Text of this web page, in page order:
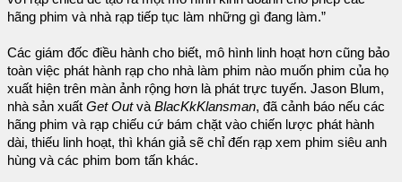
hãng phim và nhà rạp tiếp tục làm những gì đang làm.”
Các giám đốc điều hành cho biết, mô hình linh hoạt hơn cũng bảo
toàn việc phát hành rạp cho nhà làm phim nào muốn phim của họ
xuất hiện trên màn ảnh rộng hơn là phát trực tuyến. Jason Blum,
nhà sản xuất Get Outvà BlacKkKlansman, đã cảnh báo nếu các
hãng phim và rạp chiếu cứ bám chặt vào chiến lược phát hành
dài, thiếu linh hoạt, thì khán giả sẽ chỉ đến rạp xem phim siêu anh
hùng và các phim bom tấn khác.